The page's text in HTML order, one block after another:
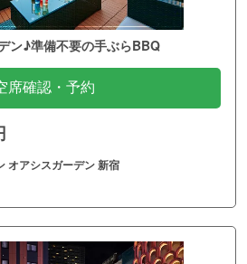
ン♪準備不要の手ぶらBBQ
席確認・予約
オアシスガーデン 新宿